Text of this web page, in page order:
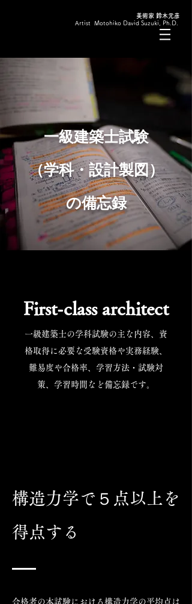
美術家 鈴木元彦
Artist Motohiko David Suzuki, Ph.D.
一級建築士試験
（学科・設計製図）
の備忘録
First-class architect
一級建築士の学科試験の主な内容、資
格取得に必要な受験資格や実務経験、
難易度や合格率、学習方法・試験対
策、学習時間など備忘録です。
構造力学で５点以上を
得点する
合格者の本試験における構造力学の平均点は